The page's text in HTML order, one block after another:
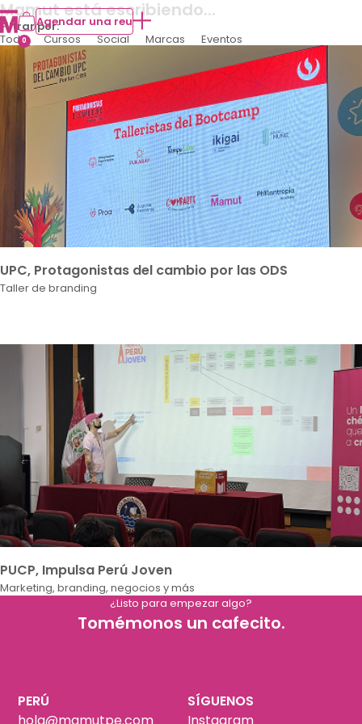
0
Agendar una reu
Mamut estáescribiendo...
Filtrar por:
Todo
Cursos Social Marcas Eventos
UPC, Protagonistas del cambio por las ODS
Taller de branding
PUCP, Impulsa Perú Joven
Marketing, branding, negocios y más
¿Listo para empezar algo?
Tomémonos un cafecito.
PERÚ
hola@mamutpe.com
SÍGUENOS
Instagram